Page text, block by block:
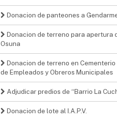
Donacion de panteones a
Donacion de terreno para apertura
Osuna
Donacion de terreno en
de Empleados y Obreros Municipales
Adjudicar predios de “Barrio La
Donacion de lote al I.A.P.V.